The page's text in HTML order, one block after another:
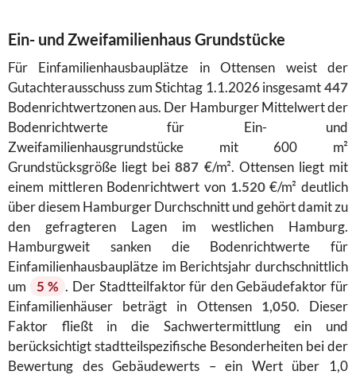
Ein- und Zweifamilienhaus Grundstücke
Für Einfamilienhausbauplätze in Ottensen weist der
Gutachterausschuss zum Stichtag 1.1.2026 insgesamt447
Bodenrichtwertzonen aus. Der Hamburger Mittelwert der
Bodenrichtwerte für Ein- und
Zweifamilienhausgrundstücke mit 600 m²
Grundstücksgröße liegt bei887 €/m². Ottensen liegt mit
einem mittleren Bodenrichtwert von 1.520€/m² deutlich
über diesem Hamburger Durchschnitt und gehört damit zu
den gefragteren Lagen im westlichen Hamburg.
Hamburgweit sanken die Bodenrichtwerte für
Einfamilienhausbauplätze im Berichtsjahr durchschnittlich
um
5 % . Der Stadtteilfaktor für den Gebäudefaktor für
Einfamilienhäuser beträgt in Ottensen 1,050. Dieser
Faktor fließt in die Sachwertermittlung ein und
berücksichtigt stadtteilspezifische Besonderheiten bei der
Bewertung des Gebäudewerts – ein Wert über 1,0